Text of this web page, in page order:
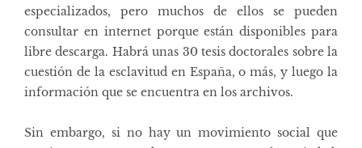
especializados, pero muchos de ellos se pueden
consultar en internet porque están disponibles para
libre descarga. Habrá unas 30 tesis doctorales sobre la
cuestión de la esclavitud en España, o más, y luego la
información que se encuentra en los archivos.
Sin embargo, si no hay un movimiento social que